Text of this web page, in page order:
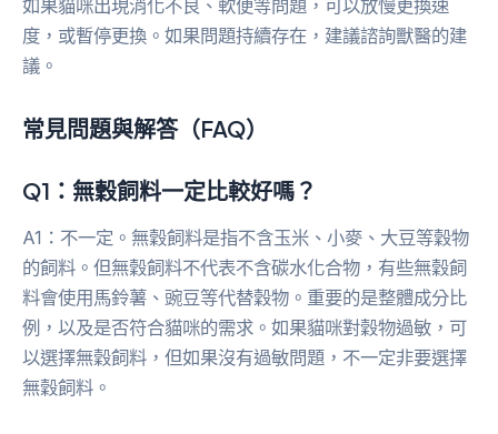
如果貓咪出現消化不良、軟便等問題，可以放慢更換速
度，或暫停更換。如果問題持續存在，建議諮詢獸醫的建
議。
常見問題與解答（FAQ）
Q1：無穀飼料一定比較好嗎？
A1：不一定。無穀飼料是指不含玉米、小麥、大豆等穀物
的飼料。但無穀飼料不代表不含碳水化合物，有些無穀飼
料會使用馬鈴薯、豌豆等代替穀物。重要的是整體成分比
例，以及是否符合貓咪的需求。如果貓咪對穀物過敏，可
以選擇無穀飼料，但如果沒有過敏問題，不一定非要選擇
無穀飼料。